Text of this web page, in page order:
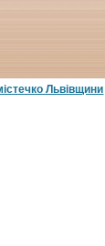
Львiвщини